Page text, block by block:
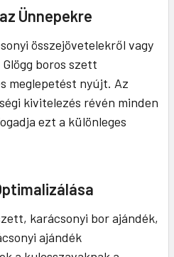
Ünnepekre
összejövetelekről vagy
boros szett
meglepetést nyújt. Az
kivitelezés révén minden
ezt a különleges
karácsonyi bor ajándék,
ajándék